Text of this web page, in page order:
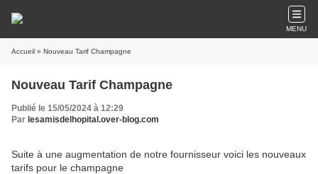
MENU
Accueil » Nouveau Tarif Champagne
Nouveau Tarif Champagne
Publié le 15/05/2024 à 12:29
Par lesamisdelhopital.over-blog.com
Suite à une augmentation de notre fournisseur voici les nouveaux
tarifs pour le champagne